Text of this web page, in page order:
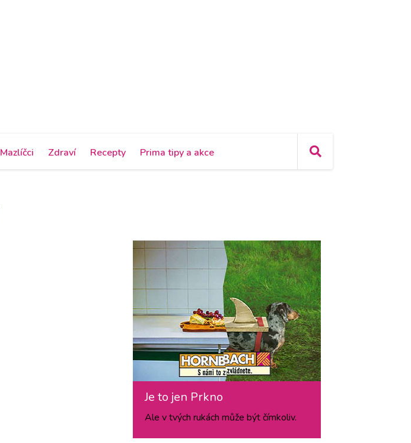
Mazlíčci Zdraví Recepty Prima tipy a akce
Je to jen Prkno
Ale v tvých rukách může být čímkoliv.